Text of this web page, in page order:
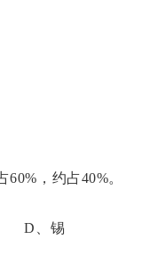
，约占40%。
、锡